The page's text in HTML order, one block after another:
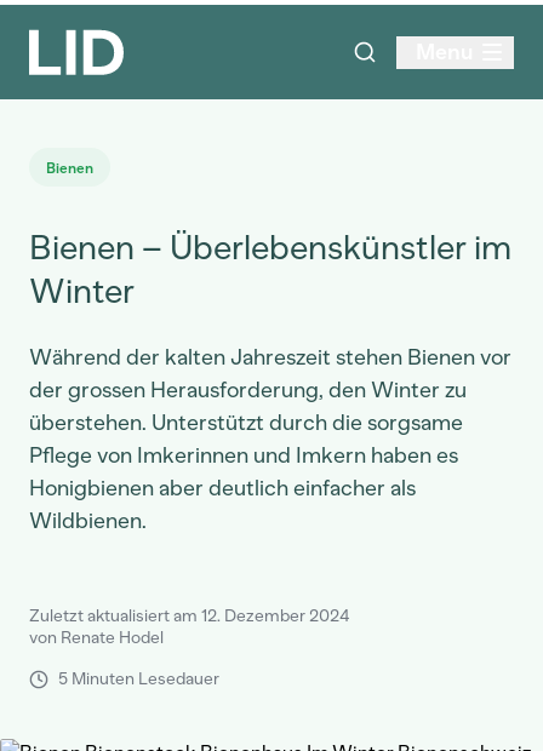
Bienen
Bienen – Überlebenskünstler im
Winter
Während der kalten Jahreszeit stehen Bienen vor
der grossen Herausforderung, den Winter zu
überstehen. Unterstützt durch die sorgsame
Pflege von Imkerinnen und Imkern haben es
Honigbienen aber deutlich einfacher als
Wildbienen.
Zuletzt aktualisiert am 12. Dezember 2024
von Renate Hodel
5 Minuten Lesedauer